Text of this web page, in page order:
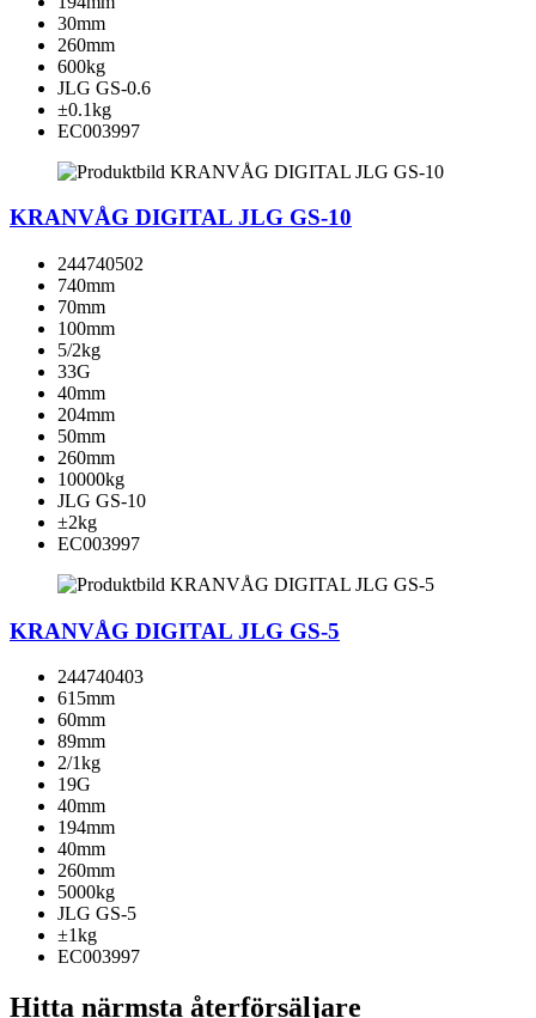
30mm
260mm
600kg
JLG GS-0.6
±0.1kg
EC003997
KRANVÅG DIGITAL JLG GS-10
244740502
740mm
70mm
100mm
5/2kg
33G
40mm
204mm
50mm
260mm
10000kg
JLG GS-10
±2kg
EC003997
KRANVÅG DIGITAL JLG GS-5
244740403
615mm
60mm
89mm
2/1kg
19G
40mm
194mm
40mm
260mm
5000kg
JLG GS-5
±1kg
EC003997
Hitta närmsta återförsäljare